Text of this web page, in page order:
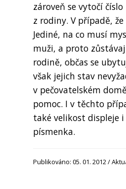
zároveň se vytočí
z rodiny. V případě,
Jediné, na co musí
muži, a proto
rodině, občas se
však jejich stav
v pečovatelském
pomoc. I v těchto
také velikost displeje
písmenka.
Publikováno: 05. 01. 2012 /